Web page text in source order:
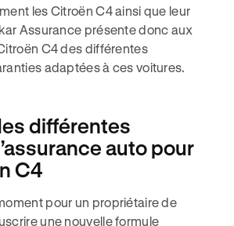
les Citroën C4 ainsi que leur
Assurance présente donc aux
C4 des différentes
adaptées à ces voitures.
différentes
auto pour
C4
pour un propriétaire de
une nouvelle formule